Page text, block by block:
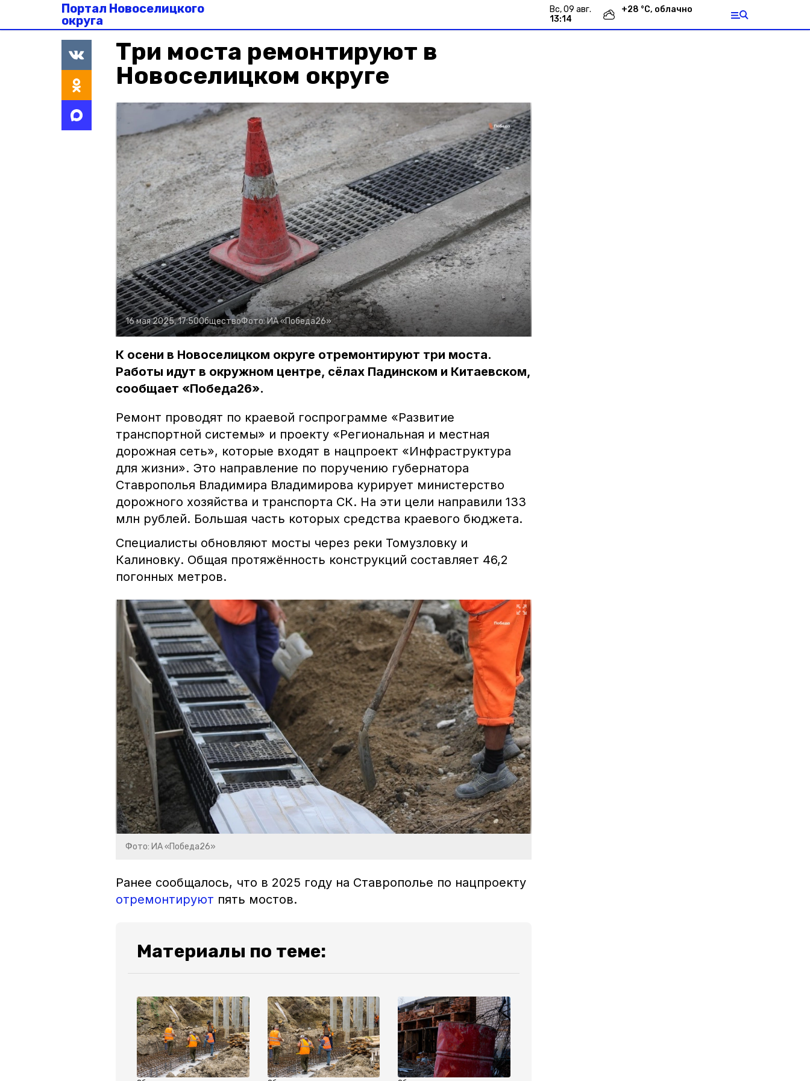
Портал Новоселицкого
округа
вс, 09 авг.
13:14
+28 °С, облачно
Три моста ремонтируют в
Новоселицком округе
16 мая 2025, 17:50ОбществоФото:ИА «Победа26»
К осени в Новоселицком округе отремонтируют три моста.
Работы идут в окружном центре, сёлах Падинском и Китаевском,
сообщает «Победа26».
Ремонт проводят по краевой госпрограмме «Развитие
транспортной системы» и проекту «Региональная и местная
дорожная сеть», которые входят в нацпроект «Инфраструктура
для жизни». Это направление по поручению губернатора
Ставрополья Владимира Владимирова курирует министерство
дорожного хозяйства и транспорта СК. На эти цели направили 133
млн рублей. Большая часть которых средства краевого бюджета.
Специалисты обновляют мосты через реки Томузловку и
Калиновку. Общая протяжённость конструкций составляет 46,2
погонных метров.
Фото: ИА «Победа26»
Ранее сообщалось, что в 2025 году на Ставрополье по нацпроекту
отремонтируют пять мостов.
Материалы по теме: